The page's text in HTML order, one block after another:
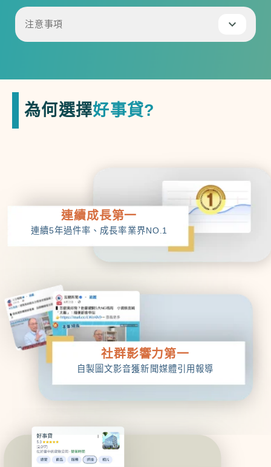
注意事項
貸款費用：貸款金額1.5%與代書相關
本廣告揭露之年百分率係按主管機關備
條件，仍以銀行提供之產品為準。且每
算範例：（1）貸款金額: 新臺幣100萬
元（2）貸款期間: 10年（3）貸款利率:
7%~14.5%（4）各項相關費用總金額:
新臺幣30,000元。總費用年百分率不等
於貸款利率。
貸款以及貸款金額、利率、費用等條
件；保有申請案准駁暨貸款內容修改之
權利。
本公司未與任何代辦或行銷公司合作貸
款申辦業務，敬請您留意，以免損害自
為何選擇好事貸?
連續成長第一
連續5年過件率、成⻑率業界NO.1
社群影響力第一
自製圖文影音獲新聞媒體引用報導